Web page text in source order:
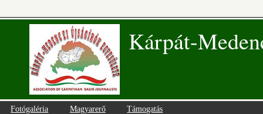
Kárpát-
Fotógaléria Magyarerő Támogatás